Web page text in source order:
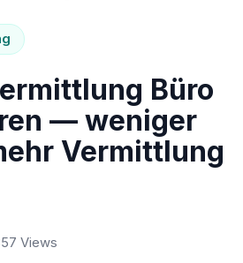
Büro
— weniger
Vermittlung
Views